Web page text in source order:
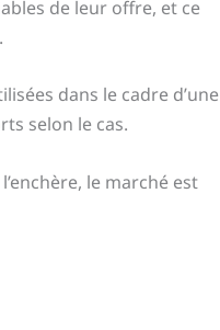
de leur offre, et ce
dans le cadre d’une
selon le cas.
le marché est